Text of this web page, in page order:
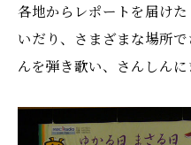
各地からレポートを届け
いだり、さまざまな場所
んを弾き歌い、さんしんに